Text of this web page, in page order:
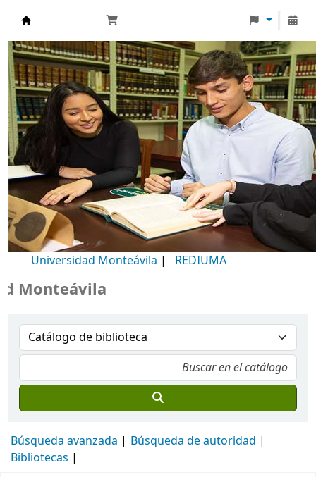
Biblioteca Universidad Monteávila
Universidad Monteávila | REDIUMA
Búsqueda avanzada
Búsqueda de autoridad
Bibliotecas